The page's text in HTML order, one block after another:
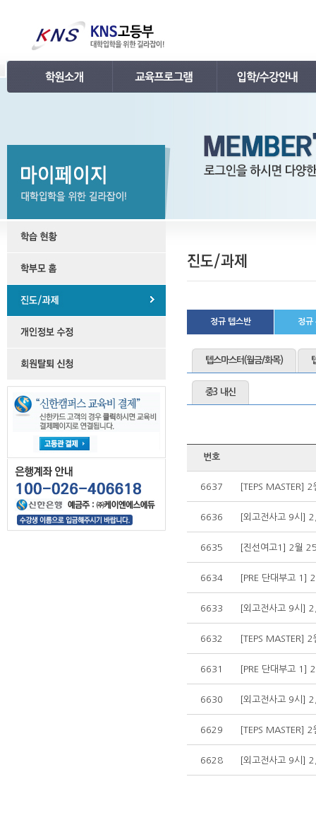
언론보도
명예의 전당
KNS 포토 갤러리
찾아오시는 길
수능 프로그램
특강 프로그램
강의시간표 / 교재소개
입학안내
레벨 테스트
정규 텝스반 정규
텝스마스터(월금/화목)
중3 내신
번호
6637 [TEPS MASTER]
6636 [외고전사고 9시]
6635 [진선여고1] 2월
6634 [PRE 단대부고 1]
6633 [외고전사고 9시]
6632 [TEPS MASTER]
6631 [PRE 단대부고 1]
6630 [외고전사고 9시]
6629 [TEPS MASTER]
6628 [외고전사고 9시]